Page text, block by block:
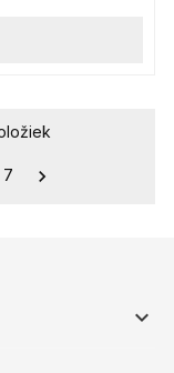
7 
